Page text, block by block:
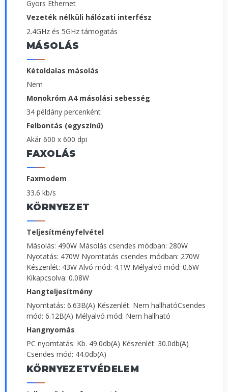
Gyors Ethernet
Vezeték nélküli hálózati interfész
2.4GHz és 5GHz támogatás
MÁSOLÁS
Kétoldalas másolás
Nem
Monokróm A4 másolási sebesség
34 példány percenként
Felbontás (egyszínű)
Akár 600 x 600 dpi
FAXOLÁS
Faxmodem
33.6 kb/s
KÖRNYEZET
Teljesítményfelvétel
Másolás: 490W Másolás csendes módban: 280W
Nyotatás: 470W Nyomtatás csendes módban: 270W
Készenlét: 43W Alvó mód: 4.1W Mélyalvó mód: 0.6W
Kikapcsolva: 0.08W
Hangteljesítmény
Nyomtatás: 6.63B(A) Készenlét: Nem hallhatóCsendes
mód: 6.12B(A) Mélyalvó mód: Nem hallható
Hangnyomás
PC nyomtatás: Kb. 49.0db(A) Készenlét: 30.0db(A)
Csendes mód: 44.0db(A)
KÖRNYEZETVÉDELEM